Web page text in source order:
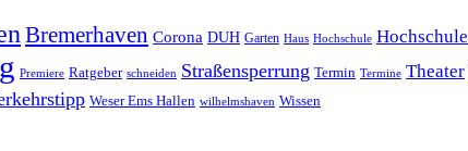
Bremerhaven Corona DUH Garten Haus Hochschule
Premiere Ratgeber schneiden Straßensperrung Termin Termine Theater
Weser Ems Hallen wilhelmshaven Wissen